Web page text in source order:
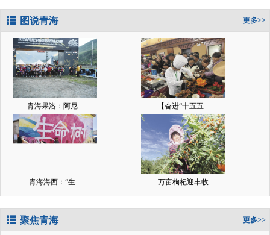
图说青海 更多>>
青海果洛：阿尼... 【奋进“十五五...
青海海西：“生... 万亩枸杞迎丰收
聚焦青海 更多>>